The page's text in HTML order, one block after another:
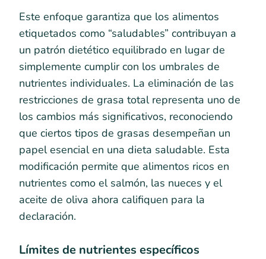
Este enfoque garantiza que los alimentos
etiquetados como “saludables” contribuyan a
un patrón dietético equilibrado en lugar de
simplemente cumplir con los umbrales de
nutrientes individuales. La eliminación de las
restricciones de grasa total representa uno de
los cambios más significativos, reconociendo
que ciertos tipos de grasas desempeñan un
papel esencial en una dieta saludable. Esta
modificación permite que alimentos ricos en
nutrientes como el salmón, las nueces y el
aceite de oliva ahora califiquen para la
declaración.
Límites de nutrientes específicos